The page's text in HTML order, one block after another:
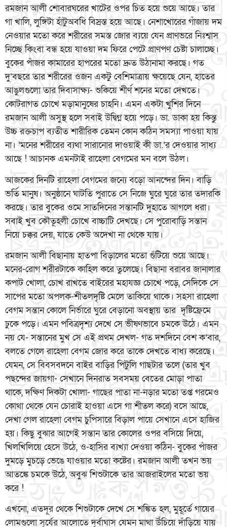
রমজান আলী শোবারঘরের খাটের ওপর চিত হয়ে শুয়ে আছে। তার
গা খালি, লুঙ্গিটা হাঁটুঅবধি বিস্রস্ত হয়ে আছে। নেশাখোরের গাঁজায় দম
নেওয়ার মতো করে শরীরের সমস্ত জোর ব্যয়ে যেন প্রাণভরে নিঃশ্বাস
নিচ্ছে কিংবা বন্ধ হয়ে যাওয়া দম ফিরে পেটে প্রাণপণ চেষ্টা চালাচ্ছে।
বুকের পাঁজর কামারের হাপরের মতো দ্রুত উঠানামা করছে। গত
দু’বছরে তার শরীরের ওজন একটু বেশিমাত্রায় ক্ষয়েছে যেন, হাতের
আঙুলগুলো তার দিবাসাক্ষ্য- শুকিয়ে শীর্ণ শনের মতো দেখতে।
কোটরাগত চোখে মড়ামানুষের চাহনি। এমন একটা খুশির দিনে
রমজান আলী অসুস্থ হলে সবাই উদ্বিগ্ন হয়ে পড়ে। ডা. ডাকা হয় কিন্তু
উচ্চ রক্তচাপ ব্যতীত শারীরিক তেমন কোন কঠিন সমস্যা পাওয়া যায়
না। ‘মনের শরীরের ব্যথা সারানোর দাওয়াই কী ডা.’র দেওয়ার সাধ্য
আছে ! আচানক এমনটাই রাহেলা বেগমের মন বলে উঠল।
আজকের দিনটি রাহেলা বেগমের জন্যে বড়ো আনন্দের দিন। বাড়ি
ভর্তি মানুষ। অনুষ্ঠানে ঘাটতি পুরাতে সে নিজে ঘুরে ঘুরে তার তদারকি
করছে। তার বুকের ওমে সাতদিনের সন্তানটি দুহাতে আগলে ধরা।
সবাই খুব কৌতূহলী চোখে বাচ্চাটি দেখছে। সে পুরোবাড়ি সন্তান
নিয়ে চক্কর দেয়, যাতে কেউ অদেখা না থেকে যায়।
রমজান আলী বিছানায় হাতপা বিড়ালের মতো গুঁটিয়ে শুয়ে আছে।
মনের-রোগ শরীরটাকে কাহিল করে তুলেছে। বিছানা বরাবর জানালার
কপাট খোলা, চোখ রাখতে বাইরের মহাযজ্ঞ চোখে পড়ে, সেদিকে সে
সাপের মতো অপলক-শীতলদৃষ্টি মেলে তাকিয়ে থাকে। সহসা রাহেলা
বেগম সন্তান কোলে নির্ভারে ঘুরে বেড়ানো অবস্থায় তার দৃষ্টিফ্রেমে
ঢুকে পড়ে। এমন পবিত্রদৃশ্য দেখে সে ভীষণভাবে চমকে উঠে। এমন
নয় যে- সন্তানের মুখ সে এই প্রথম দেখল- গত দশদিনে বেশ ক’বার,
বলতে গেলে রাহেলা বেগম জোর করে তাকে দেখতে বাধ্য করেছে।
যেমন, সে বিবসবদনে বাইর বাড়ির পিটুলি গাছটার তলে (তার খুব
পছন্দের জায়গা- সেখানে দিনরাত সবসময় বেতের মোড়া পাতা
থাকে, দক্ষিণ দিকটা খোলা- গাছের পাতা না-নড়ার মতো তপ্ত গরমেও
কোথা থেকে যেন চোরাই হাওয়া এসে গা শীতল করে) বসে আছে,
দেখা গেল রাহেলা বেগম চুপিসারে বিড়াল পায়ে সেখানে এসে হাজির
হয়। কিছু বুঝার আগেই সন্তান তার কোলের ওপর বসিয়ে দিয়ে,
খিলখিলিয়ে হেসে উঠে, ও-হাসির ব্যখ্যা দেওয়া কঠিন- বুকের পাঁজর
দুমড়ে মুচড়ে ভেঙে যাওয়ার মতো কষ্টের। রমজান আলী তখন ভয়
আতঙ্কে চমকে উঠে, অবুঝ শিশুটাকে তার আজরাইলের মতো ভয়
করে !
এখনো, এতদূর থেকে শিশুটাকে দেখে সে শঙ্কিত হল, মুহূর্তে গায়ের
লোমগুলো সূর্যের আলোতে দূর্বাঘাস যেমন মাথা উঁচিয়ে দাঁড়িয়ে যায়